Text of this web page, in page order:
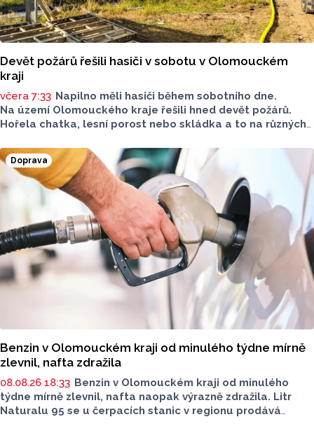
Devět požárů řešili hasiči v sobotu v Olomouckém
kraji
včera 7:33 Napilno měli hasiči během sobotního dne.
Na území Olomouckého kraje řešili hned devět požárů.
Hořela chatka, lesní porost nebo skládka a to na různých
Doprava
Benzin v Olomouckém kraji od minulého týdne mírně
zlevnil, nafta zdražila
08.08.26 18:33 Benzin v Olomouckém kraji od minulého
týdne mírně zlevnil, nafta naopak výrazně zdražila. Litr
Naturalu 95 se u čerpacích stanic v regionu prodává